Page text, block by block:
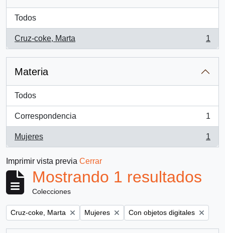
Todos
Cruz-coke, Marta
, 1 resultados
1
Materia
Todos
Correspondencia
, 1 resultados
1
Mujeres
, 1 resultados
1
Imprimir vista previa Cerrar
Mostrando 1 resultados
Colecciones
Remove filter:
Cruz-coke, Marta Remove filter:
Mujeres Remove filter:
Con objetos digitales